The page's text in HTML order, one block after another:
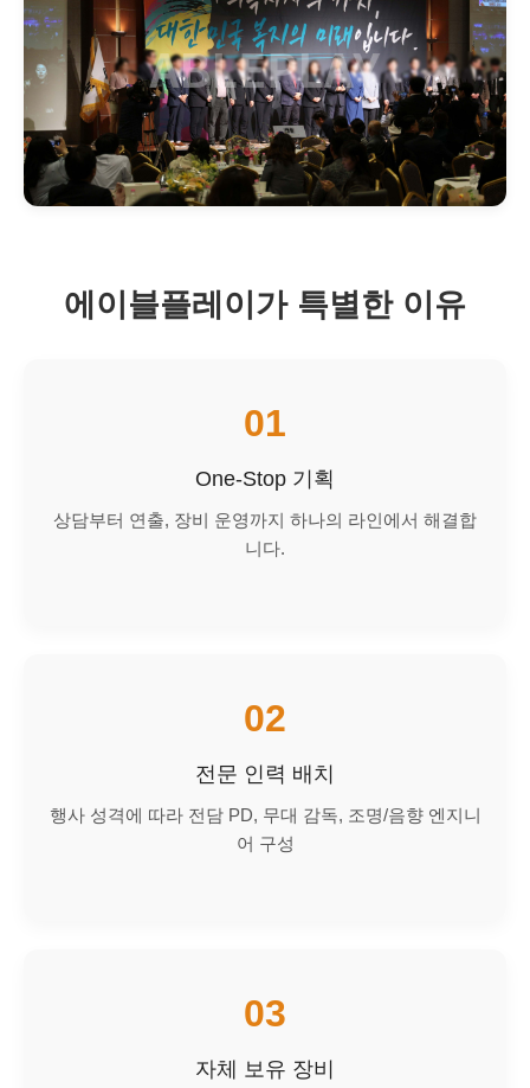
에이블플레이가 특별한 이유
01
One-Stop 기획
상담부터 연출, 장비 운영까지 하나의 라인에서 해결합
니다.
02
전문 인력 배치
행사 성격에 따라 전담 PD, 무대 감독, 조명/음향 엔지니
어 구성
03
자체 보유 장비